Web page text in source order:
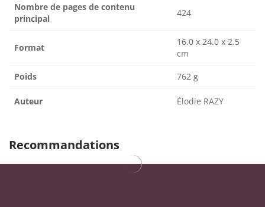
Nombre de pages de contenu
principal
424
Format
16.0 x 24.0 x 2.5
cm
Poids 762 g
Auteur Élodie RAZY
Recommandations